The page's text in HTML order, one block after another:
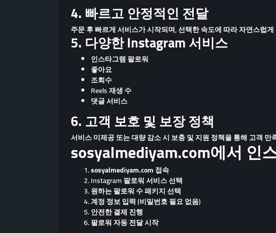
4. 빠르고 안정적인 전달
주문 후 빠르게 서비스가 시작되며, 선택한 속도에 따라 자연스럽
5. 다양한 Instagram 서비스
인스타그램 팔로워
좋아요
조회수
Reels 재생 수
댓글 서비스
6. 고객 보호 및 보장 정책
서비스 미제공 또는 대량 감소 시 보충 및 지원 정책을 통해 고객 만
sosyalmediyam.com에서 인
sosyalmediyam.com 접속
Instagram 팔로워 서비스 선택
원하는 팔로워 수 패키지 선택
계정 정보 입력 (비밀번호 필요 없음)
안전한 결제 진행
팔로워 자동 전달 시작